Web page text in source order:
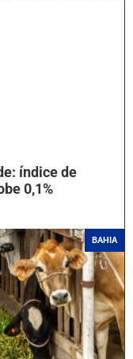
índice de
0,1%
BAHIA